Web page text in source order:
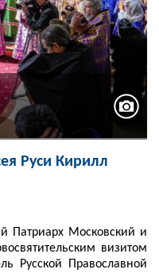
Руси Кирилл
Патриарх Московский и
визитом
Русской Православной